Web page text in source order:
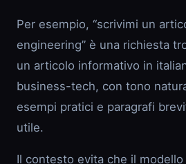
Per esempio, “scrivimi un
engineering” è una richiesta
un articolo informativo in
business-tech, con tono
esempi pratici e paragrafi
utile.
Il contesto evita che il